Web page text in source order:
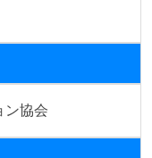
ン協会